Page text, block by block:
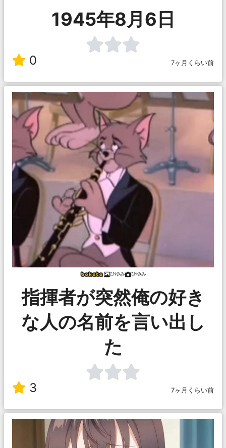
1945年8月6日
0 7ヶ月くらい前
ひゆみ ひゆみ
指揮者が突然俺の好き
な人の名前を言い出し
た
3 7ヶ月くらい前